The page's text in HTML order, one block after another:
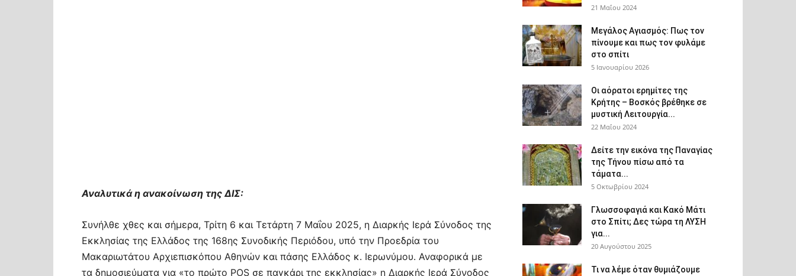
Αναλυτικά η ανακοίνωση της ΔΙΣ:
Συνήλθε χθες και σήμερα, Τρίτη 6 και Τετάρτη 7 Μαΐου 2025, η Διαρκής Ιερά Σύνοδος της
Εκκλησίας της Ελλάδος της 168ης Συνοδικής Περιόδου, υπό την Προεδρία του
Μακαριωτάτου Αρχιεπισκόπου Αθηνών και πάσης Ελλάδος κ. Ιερωνύμου. Αναφορικά με
τα δημοσιεύματα για «το πρώτο POS σε παγκάρι της εκκλησίας» η Διαρκής Ιερά Σύνοδος
21 Μαΐου 2024
Μεγάλος Αγιασμός: Πως τον
πίνουμε και πως τον φυλάμε
στο σπίτι
5 Ιανουαρίου 2026
Οι αόρατοι ερημίτες της
Κρήτης – Βοσκός βρέθηκε σε
μυστική Λειτουργία...
22 Μαΐου 2024
Δείτε την εικόνα της Παναγίας
της Τήνου πίσω από τα
τάματα...
5 Οκτωβρίου 2024
Γλωσσοφαγιά και Κακό Μάτι
στο Σπίτι; Δες τώρα τη ΛΥΣΗ
για...
20 Αυγούστου 2025
Τι να λέμε όταν θυμιάζουμε